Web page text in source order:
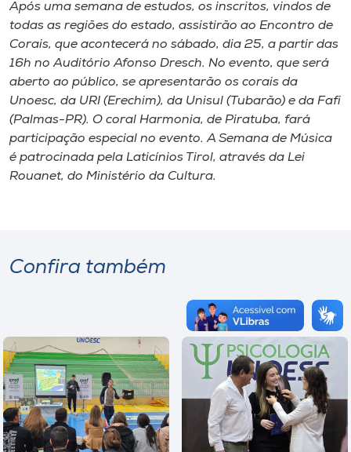
Após uma semana de estudos, os inscritos, vindos de
todas as regiões do estado, assistirão ao Encontro de
Corais, que acontecerá no sábado, dia 25, a partir das
16h no Auditório Afonso Dresch. No evento, que será
aberto ao público, se apresentarão os corais da
Unoesc, da URI (Erechim), da Unisul (Tubarão) e da Fafi
(Palmas-PR). O coral Harmonia, de Piratuba, fará
participação especial no evento. A Semana de Música
é patrocinada pela Laticínios Tirol, através da Lei
Rouanet, do Ministério da Cultura.
Confira também